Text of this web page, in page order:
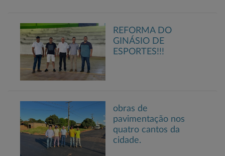
REFORMA DO
GINÁSIO DE
ESPORTES!!!
obras de
pavimentação nos
quatro cantos da
cidade.